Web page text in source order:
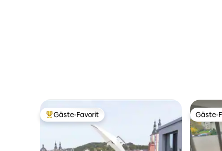
Beliebter Gäste-Favorit.
Gäste-Favorit Gäste-
Gäste-